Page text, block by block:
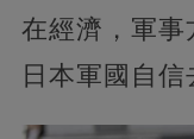
在經濟，軍事
日本軍國自信